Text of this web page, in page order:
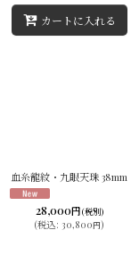
カートに入れる
血糸龍紋・九眼天珠 38mm
28,000円(税別)
(税込: 30,800円)